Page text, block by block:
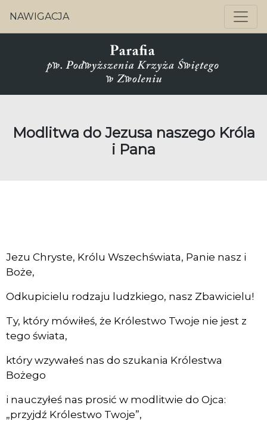
NAWIGACJA
Modlitwa do Jezusa naszego Króla
i Pana
Jezu Chryste, Królu Wszechświata, Panie nasz i
Boże,
Odkupicielu rodzaju ludzkiego, nasz Zbawicielu!
Ty, który mówiłeś, że Królestwo Twoje nie jest z
tego świata,
który wzywałeś nas do szukania Królestwa
Bożego
i nauczyłeś nas prosić w modlitwie do Ojca:
„przyjdź Królestwo Twoje”,